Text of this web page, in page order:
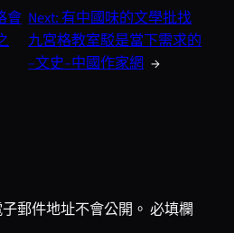
會 Next: 有中國味的文學批找
九宮格教室駁是當下需求的
–文史–中國作家網 →
郵件地址不會公開。 必填欄